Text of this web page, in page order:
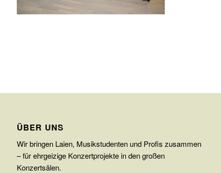
ÜBER UNS
Wir bringen Laien, Musikstudenten und Profis zusammen
– für ehrgeizige Konzertprojekte in den großen
Konzertsälen.